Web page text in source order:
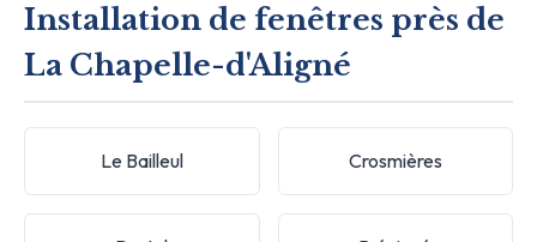
Installation de fenêtres près de
La Chapelle-d'Aligné
Le Bailleul Crosmières